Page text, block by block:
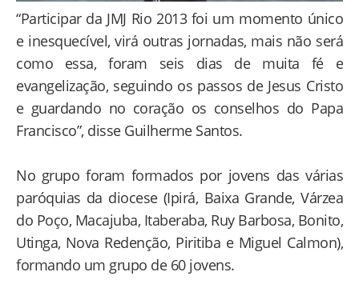
“Participar da JMJ Rio 2013 foi um momento único
e inesquecível, virá outras jornadas, mais não será
como essa, foram seis dias de muita fé e
evangelização, seguindo os passos de Jesus Cristo
e guardando no coração os conselhos do Papa
Francisco”, disse Guilherme Santos.
No grupo foram formados por jovens das várias
paróquias da diocese (Ipirá, Baixa Grande, Várzea
do Poço, Macajuba, Itaberaba, Ruy Barbosa, Bonito,
Utinga, Nova Redenção, Piritiba e Miguel Calmon),
formando um grupo de 60 jovens.